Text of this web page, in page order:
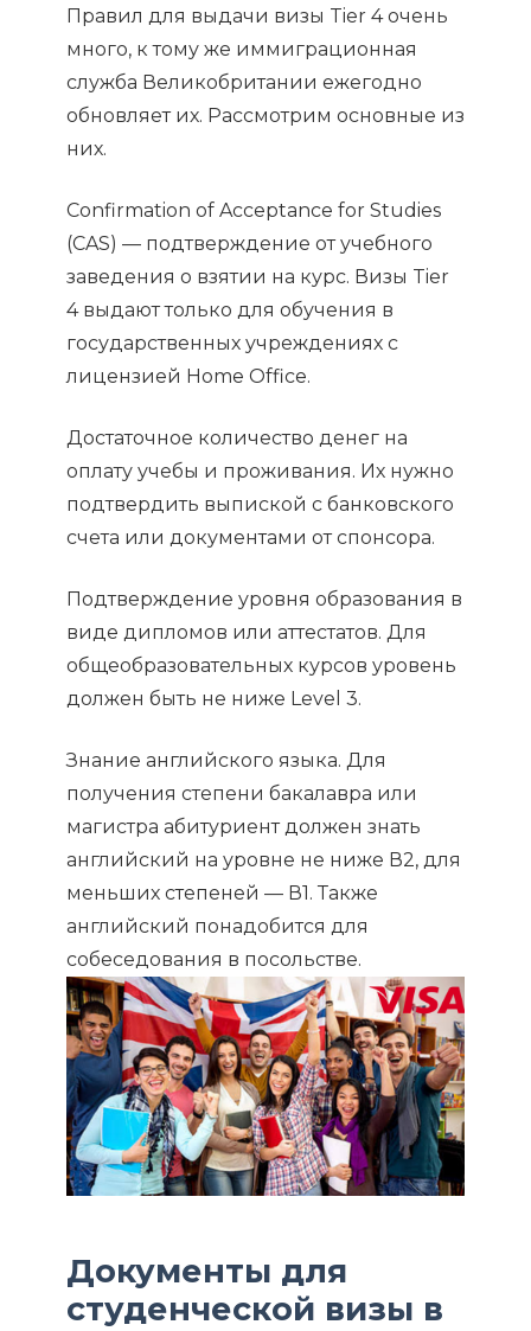
Правил для выдачи визы Tier 4 очень
много, к тому же иммиграционная
служба Великобритании ежегодно
обновляет их. Рассмотрим основные из
них.
Confirmation of Acceptance for Studies
(CAS) — подтверждение от учебного
заведения о взятии на курс. Визы Tier
4 выдают только для обучения в
государственных учреждениях с
лицензией Home Office.
Достаточное количество денег на
оплату учебы и проживания. Их нужно
подтвердить выпиской с банковского
счета или документами от спонсора.
Подтверждение уровня образования в
виде дипломов или аттестатов. Для
общеобразовательных курсов уровень
должен быть не ниже Level 3.
Знание английского языка. Для
получения степени бакалавра или
магистра абитуриент должен знать
английский на уровне не ниже В2, для
меньших степеней — В1. Также
английский понадобится для
собеседования в посольстве.
Документы для
студенческой визы в